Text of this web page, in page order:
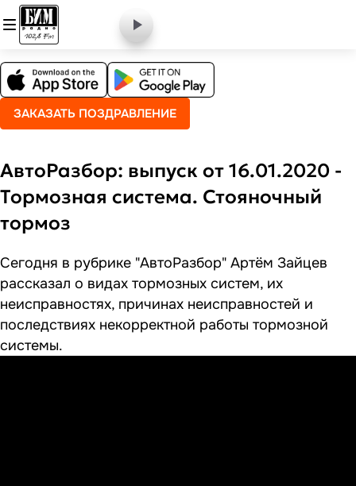
ЗАКАЗАТЬ ПОЗДРАВЛЕНИЕ
АвтоРазбор: выпуск от 16.01.2020 -
Тормозная система. Стояночный
тормоз
Сегодня в рубрике "АвтоРазбор" Артём Зайцев
рассказал о видах тормозных систем, их
неисправностях, причинах неисправностей и
последствиях некорректной работы тормозной
системы.